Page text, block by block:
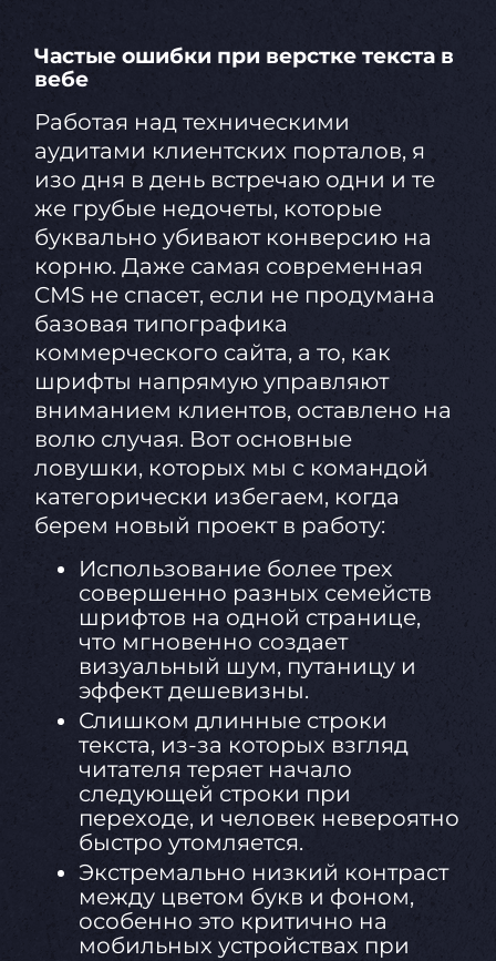
Частые ошибки при верстке текста в
вебе
Работая над техническими
аудитами клиентских порталов, я
изо дня в день встречаю одни и те
же грубые недочеты, которые
буквально убивают конверсию на
корню. Даже самая современная
CMS не спасет, если не продумана
базовая типографика
коммерческого сайта, а то, как
шрифты напрямую управляют
вниманием клиентов, оставлено на
волю случая. Вот основные
ловушки, которых мы с командой
категорически избегаем, когда
берем новый проект в работу:
Использование более трех
совершенно разных семейств
шрифтов на одной странице,
что мгновенно создает
визуальный шум, путаницу и
эффект дешевизны.
Слишком длинные строки
текста, из-за которых взгляд
читателя теряет начало
следующей строки при
переходе, и человек невероятно
быстро утомляется.
Экстремально низкий контраст
между цветом букв и фоном,
особенно это критично на
мобильных устройствах при